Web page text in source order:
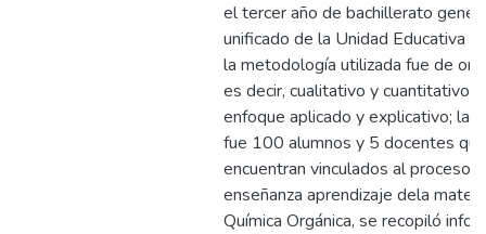
el tercer año de bachillerato
unificado de la Unidad Educativa
la metodología utilizada fue de
es decir, cualitativo y cuantitativo
enfoque aplicado y explicativo; la
fue 100 alumnos y 5 docentes
encuentran vinculados al proceso
enseñanza aprendizaje dela
Química Orgánica, se recopiló